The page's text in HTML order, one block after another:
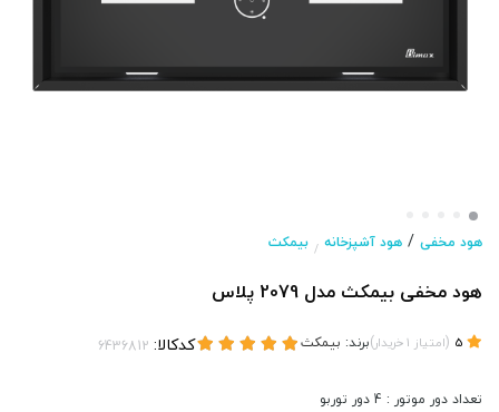
هود مخفی / هود آشپزخانه / بیمکث
هود مخفی بیمکث مدل 2079 پلاس
(امتیاز 1خریدار)برند: بیمکث کدکالا:
تعداد دور موتور : 4 دور توربو